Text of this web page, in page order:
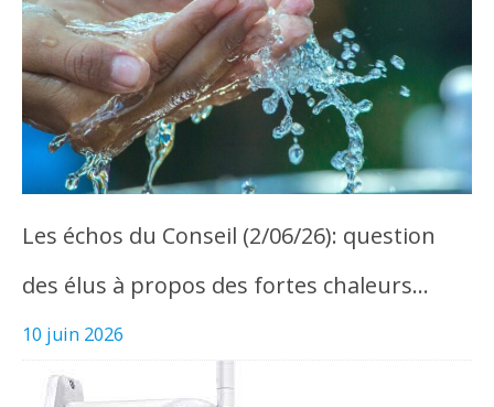
Les échos du Conseil (2/06/26): question
des élus à propos des fortes chaleurs…
10 juin 2026